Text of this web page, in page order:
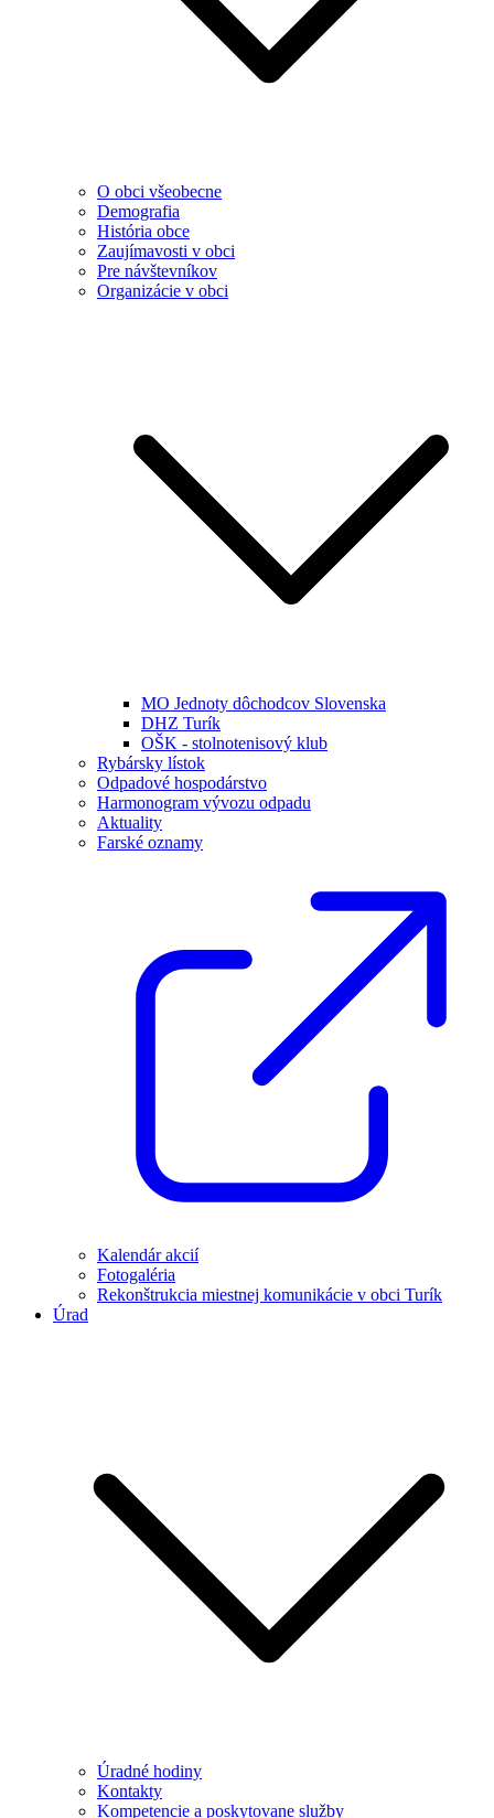
O obci všeobecne
Demografia
História obce
Zaujímavosti v obci
Pre návštevníkov
Organizácie v obci
MO Jednoty dôchodcov Slovenska
DHZ Turík
OŠK - stolnotenisový klub
Rybársky lístok
Odpadové hospodárstvo
Harmonogram vývozu odpadu
Aktuality
Farské oznamy
Kalendár akcií
Fotogaléria
Rekonštrukcia miestnej komunikácie v obci Turík
Úrad
Úradné hodiny
Kontakty
Kompetencie a poskytovane služby